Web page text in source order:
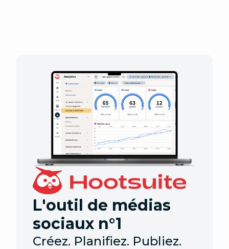
L'outil de médias
sociaux n°1
Créez. Planifiez. Publiez.